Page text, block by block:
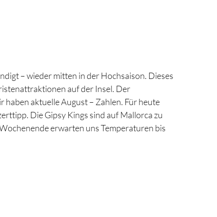
– wieder mitten in der Hochsaison. Dieses
auf der Insel. Der
aktuelle August – Zahlen. Für heute
Die Gipsy Kings sind auf Mallorca zu
erwarten uns Temperaturen bis